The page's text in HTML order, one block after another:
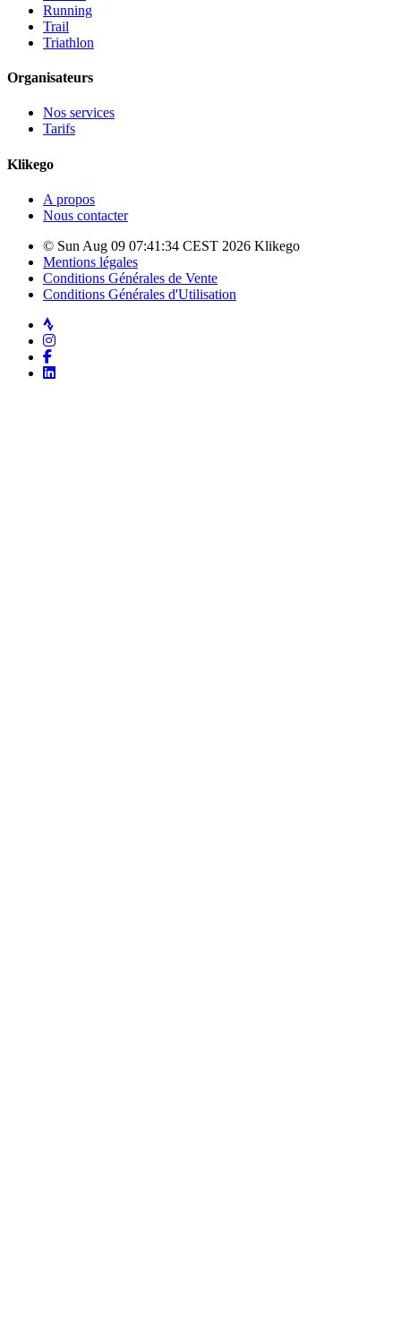
Running
Trail
Triathlon
Organisateurs
Nos services
Tarifs
Klikego
A propos
Nous contacter
© Sun Aug 09 07:41:34 CEST 2026 Klikego
Mentions légales
Conditions Générales de Vente
Conditions Générales d'Utilisation
Strava
Instagram
Facebook
LinkedIn